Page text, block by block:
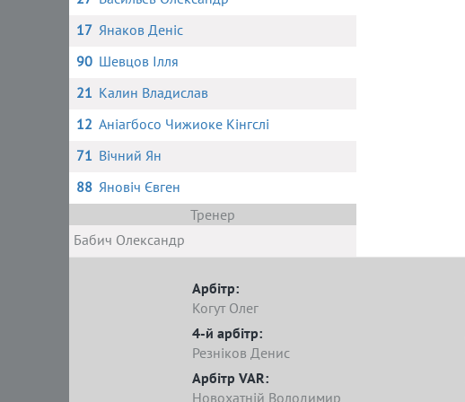
17 Янаков Деніс
90 Шевцов Ілля
21 Калин Владислав
12 Аніагбосо Чижиоке Кінгслі
71 Вічний Ян
88 Яновіч Євген
Тренер
Бабич Олександр
Арбітр:
Когут Олег
4-й арбітр:
Резніков Денис
Арбітр VAR:
Новохатній Володимир